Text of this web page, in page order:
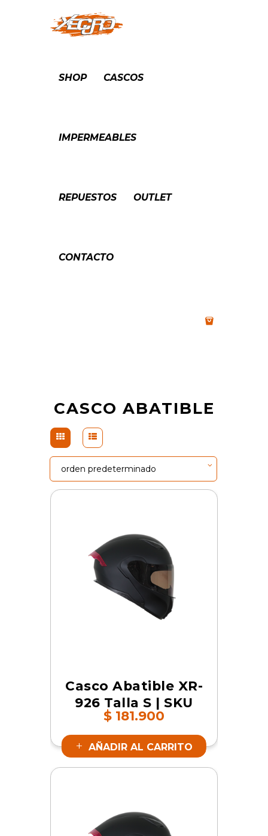
SHOP CASCOS
IMPERMEABLES
REPUESTOS OUTLET
CONTACTO
CASCO ABATIBLE
Casco Abatible XR-
926 Talla S | SKU
16657
$ 181.900
AÑADIR AL CARRITO